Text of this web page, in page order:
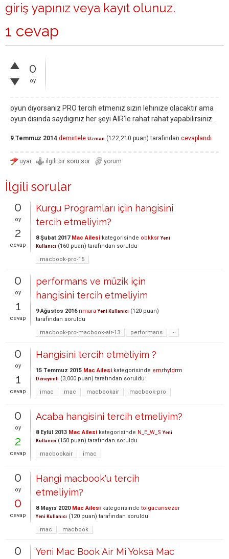
giriş yapınız veya kayıt olunuz.
1 cevap
0
oy
oyun dıyorsanız PRO tercıh etmenız sızın lehınıze olacaktır ama
oyun dısında saydıgınız her şeyi AIR'le rahat rahat yapabilirsiniz.
9 Temmuz 2014 demirtele Uzman (122,210 puan) tarafından cevaplandı
İlgili sorular
0
oy
2
cevap
Kurgu Programları için hangisini
tercih etmeliyim?
8 Şubat 2017 Mac Ailesi kategorisinde obkksr Yeni
Kullanıcı (160 puan) tarafından soruldu
macbook-pro-15
0
oy
1
cevap
performans ve müzik için
hangisini tercih etmeliyim
9 Ağustos 2016 nmara Yeni Kullanıcı (120 puan)
tarafından soruldu
macbook-pro-macbook-air-13
performans -
0
oy
1
cevap
Hangisini tercih etmeliyim ?
15 Temmuz 2015 Mac Ailesi kategorisinde emrhyldrm
Deneyimli (3,000 puan) tarafından soruldu
imac
mac macbookair macbook-pro
0
oy
2
cevap
Acaba hangisini tercih etmeliyim?
8 Eylül 2013 Mac Ailesi kategorisinde N_E_W_S Yeni
Kullanıcı (150 puan) tarafından soruldu
macbookair
imac
0
oy
0
cevap
Hangi macbook'u tercih
etmeliyim?
8 Mayıs 2020 Mac Ailesi kategorisinde tolgacansezer
Yeni Kullanıcı (120 puan) tarafından soruldu
mac
macbook
0
Yeni Mac Book Air Mi Yoksa Mac